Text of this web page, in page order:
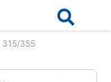
315/355